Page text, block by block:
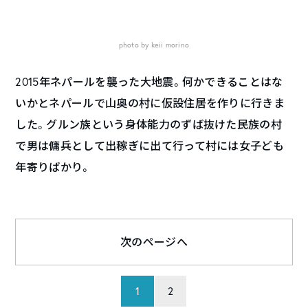
photo by keii morino
2015年ネパールを襲った大地震。何かできることはな
いかとネパールで山奥の村に仮設住居を作りに行きま
した。グルン族という身体能力のずば抜けた民族の村
で男は傭兵として出稼ぎに出て行って村には女子ども
年寄りばかり。
1 2
次のページへ